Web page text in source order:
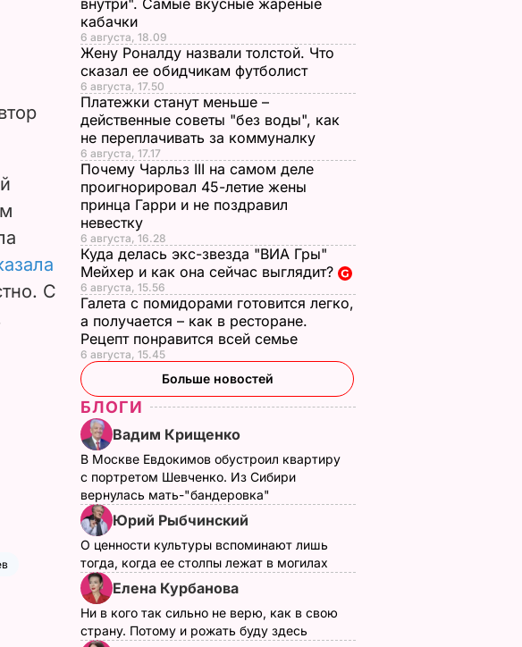
С
внутри". Самые вкусные жареные
кабачки
6 августа, 18.09
Жену Роналду назвали толстой. Что
сказал ее обидчикам футболист
6 августа, 17.50
Платежки станут меньше –
действенные советы "без воды", как
не переплачивать за коммуналку
6 августа, 17.17
Почему Чарльз III на самом деле
проигнорировал 45-летие жены
принца Гарри и не поздравил
невестку
6 августа, 16.28
Куда делась экс-звезда "ВИА Гры"
Мейхер и как она сейчас выглядит?
6 августа, 15.56
Галета с помидорами готовится легко,
а получается – как в ресторане.
Рецепт понравится всей семье
6 августа, 15.45
Больше новостей
БЛОГИ
Вадим Крищенко
В Москве Евдокимов обустроил квартиру
с портретом Шевченко. Из Сибири
вернулась мать-"бандеровка"
Юрий Рыбчинский
О ценности культуры вспоминают лишь
тогда, когда ее столпы лежат в могилах
Елена Курбанова
Ни в кого так сильно не верю, как в свою
страну. Потому и рожать буду здесь